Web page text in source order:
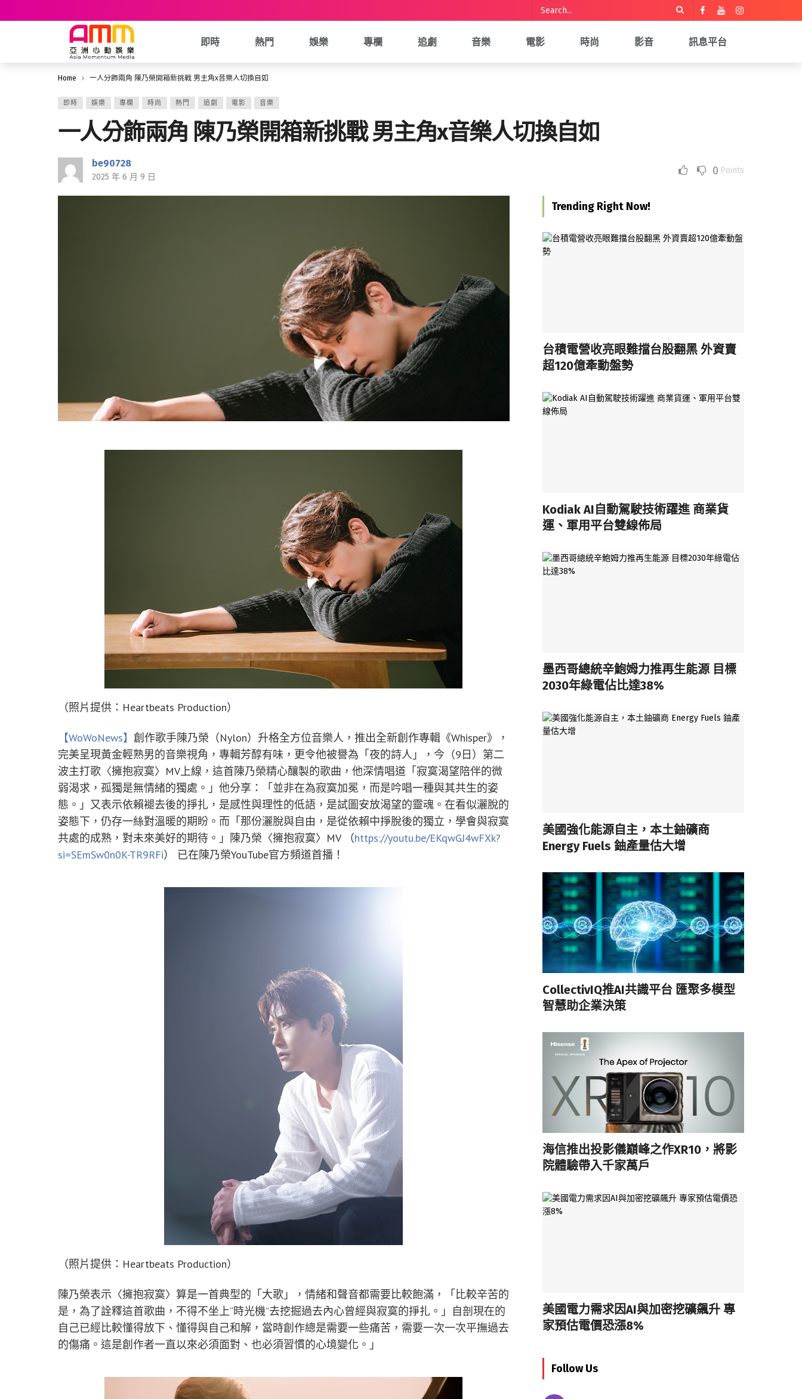
即時 熱門 娛樂 專欄 追劇 音樂 電影 時尚 影音 訊息平台
Home 一人分飾兩角 陳乃榮開箱新挑戰 男主角x音樂人切換自如
即時 娛樂 專欄 時尚 熱門 追劇 電影 音樂
一人分飾兩角 陳乃榮開箱新挑戰 男主角x音樂人切換自如
be90728
2025 年 6 月 9 日 0 Points
（照片提供：Heartbeats Production）
【WoWoNews】 創作歌手陳乃榮（Nylon）升格全方位音樂人，推出全新創作專輯《Whisper》，
完美呈現黃金輕熟男的音樂視角，專輯芳醇有味，更令他被譽為「夜的詩人」，今（9日）第二
波主打歌〈擁抱寂寞〉MV上線，這首陳乃榮精心釀製的歌曲，他深情唱道「寂寞渴望陪伴的微
弱渴求，孤獨是無情緒的獨處。」他分享：「並非在為寂寞加冕，而是吟唱一種與其共生的姿
態。」又表示依賴褪去後的掙扎，是感性與理性的低語，是試圖安放渴望的靈魂。在看似灑脫的
姿態下，仍存一絲對溫暖的期盼。而「那份灑脫與自由，是從依賴中掙脫後的獨立，學會與寂寞
共處的成熟，對未來美好的期待。」陳乃榮〈擁抱寂寞〉MV （https://youtu.be/EKqwGJ4wFXk?
si=SEmSw0n0K-TR9RFi） 已在陳乃榮YouTube官方頻道首播！
（照片提供：Heartbeats Production）
陳乃榮表示〈擁抱寂寞〉算是一首典型的「大歌」，情緒和聲音都需要比較飽滿，「比較辛苦的
是，為了詮釋這首歌曲，不得不坐上“時光機”去挖掘過去內心曾經與寂寞的掙扎。」自剖現在的
自己已經比較懂得放下、懂得與自己和解，當時創作總是需要一些痛苦，需要一次一次平撫過去
的傷痛。這是創作者一直以來必須面對、也必須習慣的心境變化。」
Trending Right Now!
台積電營收亮眼難擋台股翻黑 外資賣
超120億牽動盤勢
Kodiak AI自動駕駛技術躍進 商業貨
運、軍用平台雙線佈局
墨西哥總統辛鮑姆力推再生能源 目標
2030年綠電佔比達38%
美國強化能源自主，本土鈾礦商
Energy Fuels 鈾產量估大增
CollectivIQ推AI共識平台 匯聚多模型
智慧助企業決策
海信推出投影儀巔峰之作XR10，將影
院體驗帶入千家萬戶
美國電力需求因AI與加密挖礦飆升 專
家預估電價恐漲8%
Follow Us